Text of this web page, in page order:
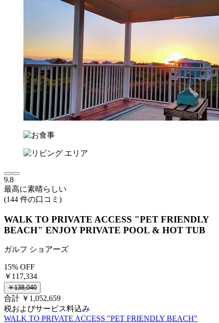
9.8
最高に素晴らしい
(144 件の口コミ)
WALK TO PRIVATE ACCESS "PET FRIENDLY
BEACH" ENJOY PRIVATE POOL & HOT TUB
ガルフ ショアーズ
15% OFF
￥117,334
￥138,040
合計 ￥1,052,659
税およびサービス料込み
WALK TO PRIVATE ACCESS "PET FRIENDLY BEACH"